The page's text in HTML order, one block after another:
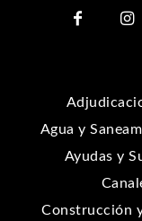
Agua y
Ayudas y
Construcción